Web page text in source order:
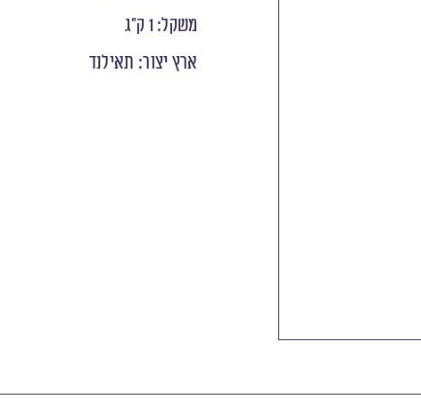
משקל: 1 ק"ג
ארץ יצור: תאילנד